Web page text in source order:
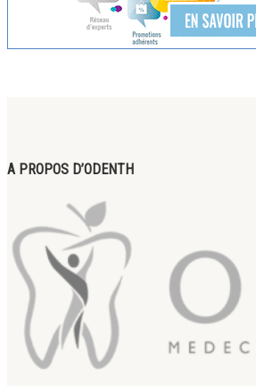
A PROPOS D’ODENTH